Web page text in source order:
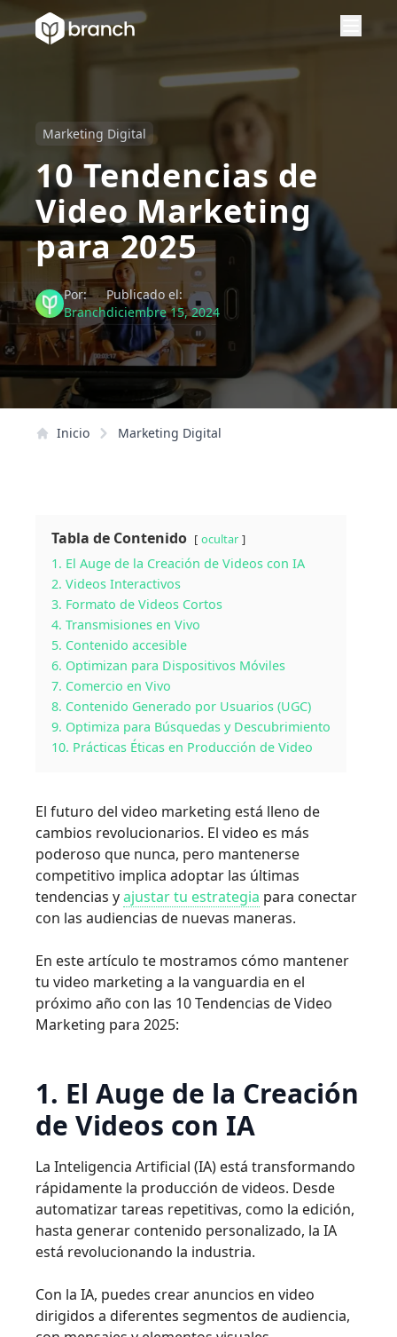
Marketing Digital
10 Tendencias de
Video Marketing
para 2025
Por:
Branch
Publicado el:
diciembre 15, 2024
Inicio Marketing Digital
Tabla de Contenido ocultar
1. El Auge de la Creación de Videos con IA
2. Videos Interactivos
3. Formato de Videos Cortos
4. Transmisiones en Vivo
5. Contenido accesible
6. Optimizan para Dispositivos Móviles
7. Comercio en Vivo
8. Contenido Generado por Usuarios (UGC)
9. Optimiza para Búsquedas y Descubrimiento
10. Prácticas Éticas en Producción de Video
El futuro del video marketing está lleno de
cambios revolucionarios. El video es más
poderoso que nunca, pero mantenerse
competitivo implica adoptar las últimas
tendencias yajustar tu estrategia para conectar
con las audiencias de nuevas maneras.
En este artículo te mostramos cómo mantener
tu video marketing a la vanguardia en el
próximo año con las 10 Tendencias de Video
Marketing para 2025:
1. El Auge de la Creación
de Videos con IA
La Inteligencia Artificial (IA) está transformando
rápidamente la producción de videos. Desde
automatizar tareas repetitivas, como la edición,
hasta generar contenido personalizado, la IA
está revolucionando la industria.
Con la IA, puedes crear anuncios en video
dirigidos a diferentes segmentos de audiencia,